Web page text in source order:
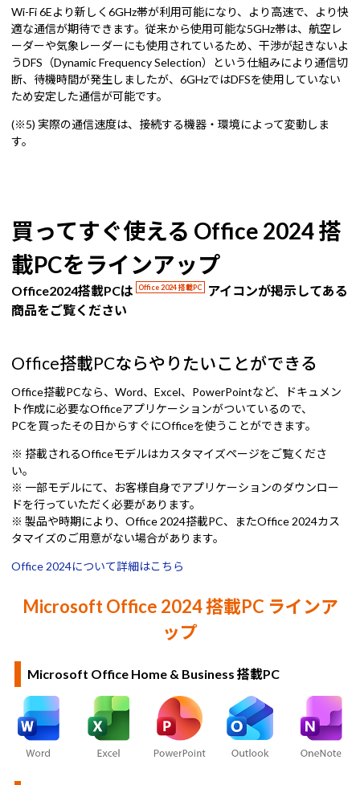
Wi-Fi 6Eより新しく6GHz帯が利用可能になり、より高速で、より快
適な通信が期待できます。従来から使用可能な5GHz帯は、航空レ
ーダーや気象レーダーにも使用されているため、干渉が起きないよ
うDFS（Dynamic Frequency Selection）という仕組みにより通信切
断、待機時間が発生しましたが、6GHzではDFSを使用していない
ため安定した通信が可能です。
(※5) 実際の通信速度は、接続する機器・環境によって変動しま
す。
買ってすぐ使える Office 2024 搭
載PCをラインアップ
Office2024搭載PCは Office 2024 搭載PC
アイコンが掲示してある
商品をご覧ください
Office搭載PCならやりたいことができる
Office搭載PCなら、Word、Excel、PowerPointなど、ドキュメン
ト作成に必要なOfficeアプリケーションがついているので、
PCを買ったその日からすぐにOfficeを使うことができます。
※ 搭載されるOfficeモデルはカスタマイズページをご覧くださ
い。
※ 一部モデルにて、お客様自身でアプリケーションのダウンロー
ドを行っていただく必要があります。
※ 製品や時期により、Office 2024搭載PC、またOffice 2024カス
タマイズのご用意がない場合があります。
Office 2024について詳細はこちら
Microsoft Office 2024 搭載PC ラインア
ップ
Microsoft Office Home & Business 搭載PC